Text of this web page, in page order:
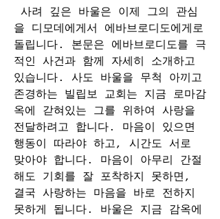
사려 깊은 바울은 이제 그의 관심
을 디모데에게서 에바브로디도에게로
돌립니다. 본문은 에바브로디도를 극
적인 사건과 함께 자세히 소개하고
있습니다. 사도 바울을 무척 아끼고
존경하는 빌립보 교회는 지금 로마감
옥에 갇혀있는 그를 위하여 사랑을
전달하려고 합니다. 마음이 있으면
행동이 따라야 하고, 시간도 서로
맞아야 합니다. 마음이 아무리 간절
해도 기회를 잘 포착하지 못하면,
결국 사랑하는 마음을 바로 전하지
못하게 됩니다. 바울은 지금 감옥에